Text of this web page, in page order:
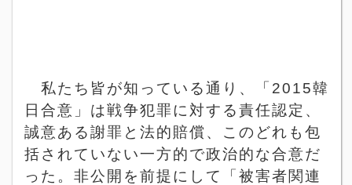
私たち皆が知っている通り、「 2015韓
日合意」は戦争犯罪に対する責任認定、
誠意ある謝罪と法的賠償、このどれも包
括されていない一方的で政治的な合意だ
った。非公開を前提にして「被害者関連